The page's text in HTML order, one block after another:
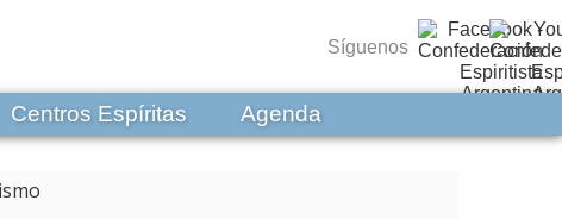
Síguenos
Centros Espíritas Agenda